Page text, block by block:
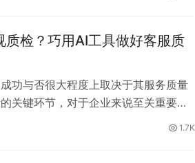
检？巧用AI工具做好客服质
功与否很大程度上取决于其服务质量
关键环节，对于企业来说至关重要。
过程中的…
1.7K